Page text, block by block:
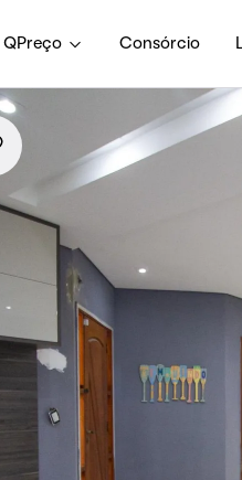
QPreço Consórcio